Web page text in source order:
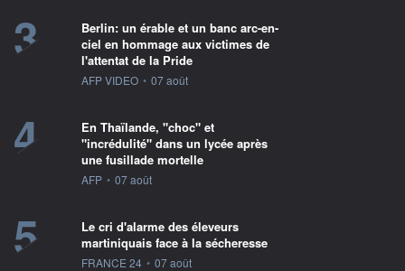
3
Berlin: un érable et un banc arc-en-
ciel en hommage aux victimes de
l'attentat de la Pride
information fournie par
AFP VIDEO • 07 août
4
En Thaïlande, "choc" et
"incrédulité" dans un lycée après
une fusillade mortelle
information fournie par
AFP • 07 août
5
Le cri d'alarme des éleveurs
martiniquais face à la sécheresse
information fournie par
FRANCE 24 • 07 août